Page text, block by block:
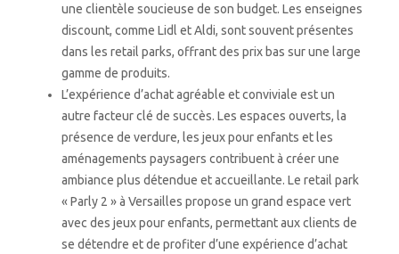
une clientèle soucieuse de son budget. Les enseignes
discount, comme Lidl et Aldi, sont souvent présentes
dans les retail parks, offrant des prix bas sur une large
gamme de produits.
L’expérience d’achat agréable et conviviale est un
autre facteur clé de succès. Les espaces ouverts, la
présence de verdure, les jeux pour enfants et les
aménagements paysagers contribuent à créer une
ambiance plus détendue et accueillante. Le retail park
« Parly 2 » à Versailles propose un grand espace vert
avec des jeux pour enfants, permettant aux clients de
se détendre et de profiter d’une expérience d’achat